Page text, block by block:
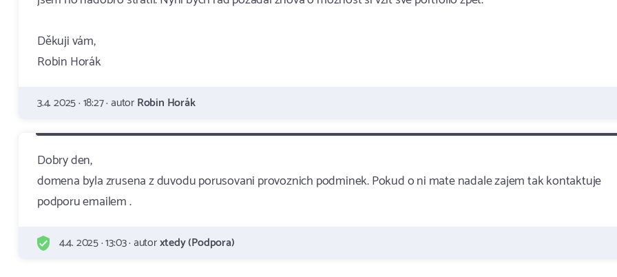
Děkuji vám,
Robin Horák
3.4. 2025 · 18:27 · autorRobin Horák
Dobry den,
domena byla zrusena z duvodu porusovani provoznich podminek. Pokud o ni mate nadale zajem tak kontaktuje
podporu emailem .
4.4. 2025 · 13:03 · autorxtedy (Podpora)